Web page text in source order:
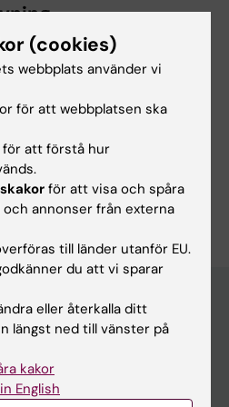
(cookies)
webbplats använder vi
för att webbplatsen ska
för att förstå hur
för att visa och spåra
annonser från externa
till länder utanför EU.
du att vi sparar
eller återkalla ditt
längst ned till vänster på
kakor
English